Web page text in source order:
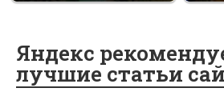
Яндекс
лучшие статьи